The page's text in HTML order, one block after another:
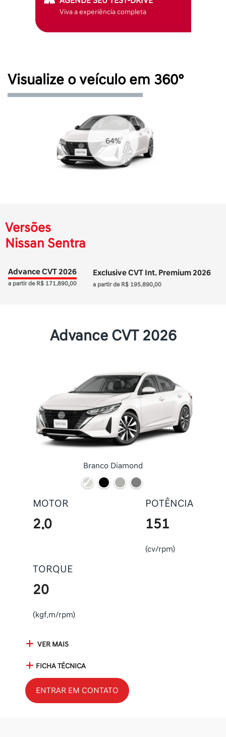
Viva a experiência completa
Visualize o veículo em 360°
72%
Versões
Nissan Sentra
Advance CVT 2026
a partir de R$ 171.890,00
Exclusive CVT Int. Premium 2026
a partir de R$ 195.890,00
Advance CVT 2026
Branco Diamond
MOTOR
2.0
POTÊNCIA
151
(cv/rpm)
TORQUE
20
(kgf.m/rpm)
VER MAIS
FICHA TÉCNICA
ENTRAR EM CONTATO